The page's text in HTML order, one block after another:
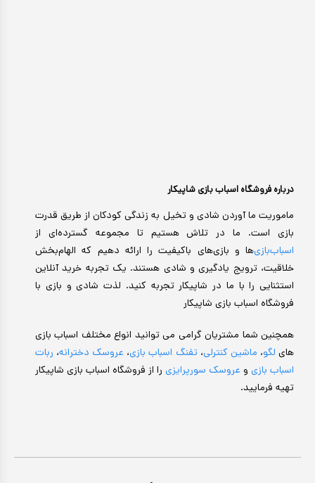
درباره فروشگاه اسباب بازی شاپیکار
ماموریت ما آوردن شادی و تخیل به زندگی کودکان از طریق قدرت
بازی است. ما در تلاش هستیم تا مجموعه گسترده‌ای از
اسباب‌بازی‌ها و بازی‌های باکیفیت را ارائه دهیم که الهام‌بخش
خلاقیت، ترویج یادگیری و شادی هستند. یک تجربه خرید آنلاین
استثنایی را با ما در شاپیکار تجربه کنید. لذت شادی و بازی با
فروشگاه اسباب بازی شاپیکار
همچنین شما مشتریان گرامی می توانید انواع مختلف اسباب بازی
های لگو، ماشین کنترلی،تفنگ اسباب بازی، عروسک دخترانه، ربات
اسباب بازی و عروسک سورپرایزی را از فروشگاه اسباب بازی شاپیکار
تهیه فرمایید.